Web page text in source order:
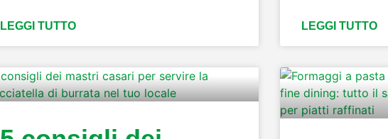
LEGGI TUTTO LEGGI TUTTO